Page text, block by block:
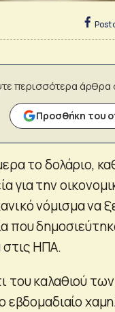
Post
περισσότερα
Προσθήκη του
το δολάριο,
για την
νόμισμα να
που
στις ΗΠΑ.
του καλαθιού
εβδομαδιαίο